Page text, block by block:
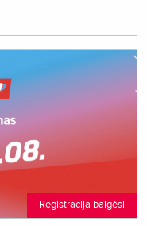
Registracija baigėsi